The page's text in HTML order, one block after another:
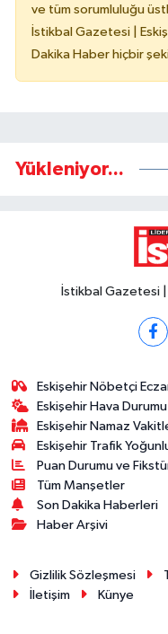
ve tüm sorumluluğu
İstikbal Gazetesi |
Dakika Haber hiçbir
Yükleniyor...
İstikbal Gazetesi
Eskişehir Nöbetçi
Eskişehir Hava Durumu
Eskişehir Namaz
Eskişehir Trafik
Puan Durumu ve
Tüm Manşetler
Son Dakika Haberleri
Haber Arşivi
Gizlilik Sözleşmesi
İletişim
Künye